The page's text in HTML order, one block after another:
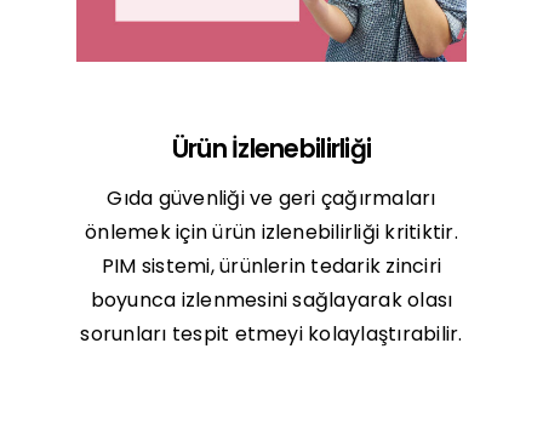
Ürün İzlenebilirliği
Gıda güvenliği ve geri çağırmaları
önlemek için ürün izlenebilirliği kritiktir.
PIM sistemi, ürünlerin tedarik zinciri
boyunca izlenmesini sağlayarak olası
sorunları tespit etmeyi kolaylaştırabilir.